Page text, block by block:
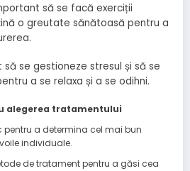
să se facă exerciții
o greutate sănătoasă pentru a
se gestioneze stresul și să se
a se relaxa și a se odihni.
alegerea tratamentului
a determina cel mai bun
individuale.
de tratament pentru a găsi cea